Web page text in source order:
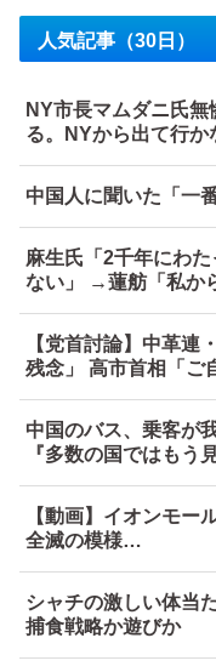
人気記事（30日）
NY市長マムダニ氏無
る。NYから出て行か
中国人に聞いた「
麻生氏「2千年にわ
ない」 →蓮舫「私か
【党首討論】中革連
残念」 高市首相「ご
中国のバス、乗客が
『多数の国ではもう
【動画】イオンモー
全滅の模様…
シャチの激しい体当
捕食戦略か遊びか